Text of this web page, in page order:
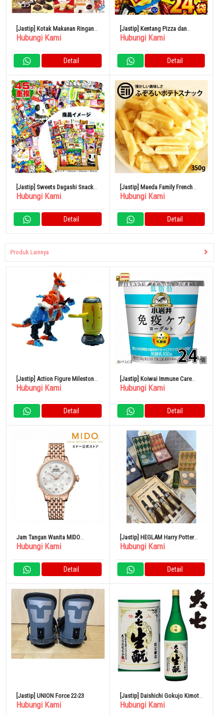
[Jastip] Kotak Makanan Ringan
20 Jenis Permen Makanan
Hubungi Kami
Detail
[Jastip] Kentang Pizza dan
Keripik Kentang Camilan DX 24
Hubungi Kami
Detail
[Jastip] Sweets Dagashi Snacks
SP 45 Macam
Hubungi Kami
Detail
[Jastip] Maeda Family French
Fries Snack 350g Kentang
Hubungi Kami
Detail
Produk Lainnya
[Jastip] Action Figure Milestone
BB-35 RICOCHET
Hubungi Kami
Detail
[Jastip] Koiwai Immune Care
Yogurt Rendah Lemak 100g Set
Hubungi Kami
Detail
Jam Tangan Wanita MIDO
Rainflower Pink Gold 34mm Self-
Hubungi Kami
Detail
[Jastip] HEGLAM Harry Potter
SHEIN Kosmetik Eye Shadow
Hubungi Kami
Detail
[Jastip] UNION Force 22-23
Hubungi Kami
[Jastip] Daishichi Gokujo Kimoto
Limited Brewing 1800ml
Hubungi Kami